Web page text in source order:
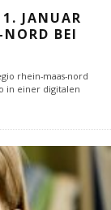
JANUAR
BEI
rhein-maas-nord
in einer digitalen